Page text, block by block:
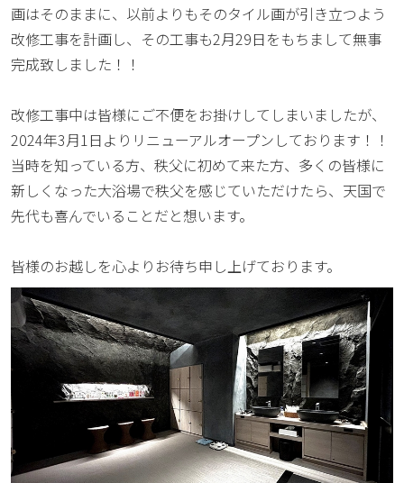
画はそのままに、以前よりもそのタイル画が引き立つよう
改修工事を計画し、その工事も2月29日をもちまして無事
完成致しました！！
改修工事中は皆様にご不便をお掛けしてしまいましたが、
2024年3月1日よりリニューアルオープンしております！！
当時を知っている方、秩父に初めて来た方、多くの皆様に
新しくなった大浴場で秩父を感じていただけたら、天国で
先代も喜んでいることだと想います。
皆様のお越しを心よりお待ち申し上げております。